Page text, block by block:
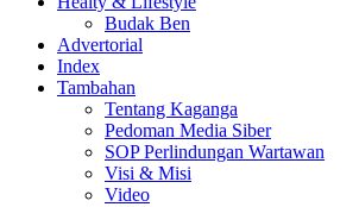
Budak Ben
Advertorial
Index
Tambahan
Tentang Kaganga
Pedoman Media Siber
SOP Perlindungan Wartawan
Visi & Misi
Video